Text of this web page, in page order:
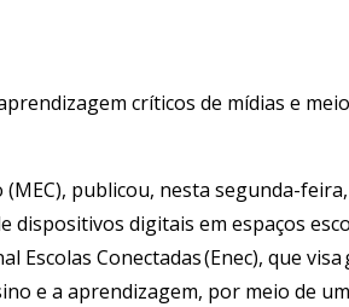
críticos de mídias e
publicou, nesta segunda-
digitais em espaços
Conectadas (Enec), que
e a aprendizagem, por meio de